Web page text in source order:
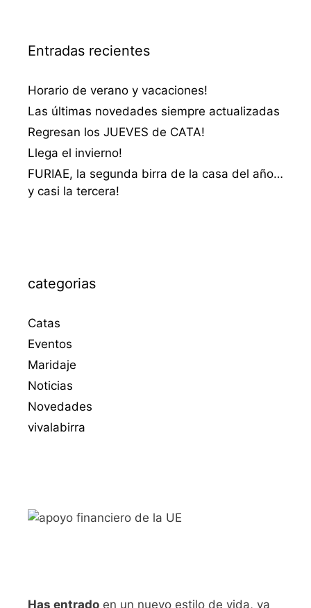
Entradas recientes
Horario de verano y vacaciones!
Las últimas novedades siempre actualizadas
Regresan los JUEVES de CATA!
Llega el invierno!
FURIAE, la segunda birra de la casa del año…
y casi la tercera!
categorias
Catas
Eventos
Maridaje
Noticias
Novedades
vivalabirra
Has entrado en un nuevo estilo de vida, ya